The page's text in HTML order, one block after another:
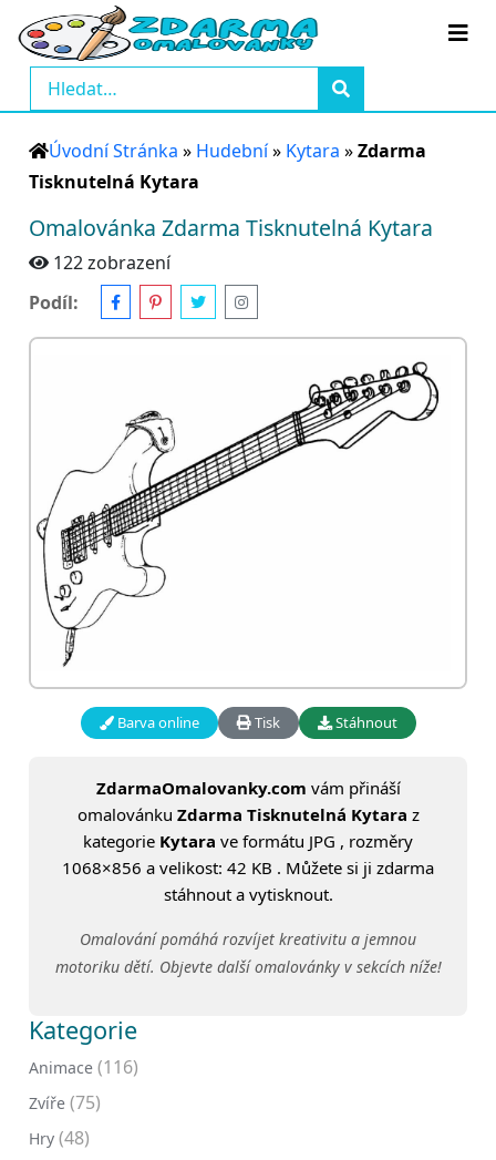
Úvodní Stránka » Hudební» Kytara »Zdarma
Tisknutelná Kytara
Omalovánka Zdarma Tisknutelná Kytara
122 zobrazení
Podíl:
Barva online Tisk Stáhnout
ZdarmaOmalovanky.com vám přináší
omalovánku Zdarma Tisknutelná Kytara z
kategorie Kytara ve formátu JPG , rozměry
1068×856 a velikost: 42 KB . Můžete si ji zdarma
stáhnout a vytisknout.
Omalování pomáhá rozvíjet kreativitu a jemnou
motoriku dětí. Objevte další omalovánky v sekcích níže!
Kategorie
Animace (116)
Zvíře (75)
Hry (48)